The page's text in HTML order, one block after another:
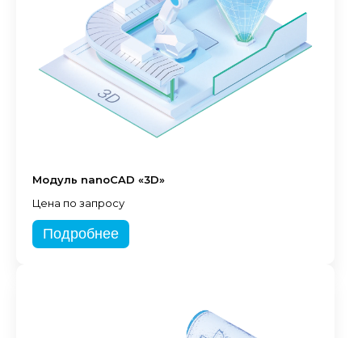
Модуль nanoCAD «3D»
Цена по запросу
Подробнее